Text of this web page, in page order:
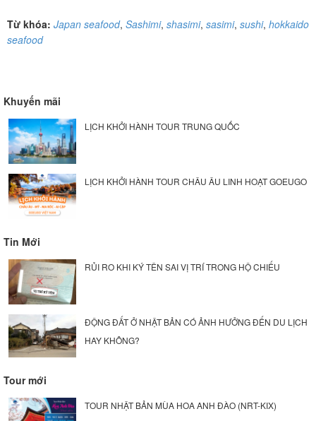
Từ khóa: Japan seafood, Sashimi, shasimi, sasimi, sushi, hokkaido
seafood
Khuyến mãi
LỊCH KHỞI HÀNH TOUR TRUNG QUỐC
LỊCH KHỞI HÀNH TOUR CHÂU ÂU LINH HOẠT GOEUGO
Tin Mới
RỦI RO KHI KÝ TÊN SAI VỊ TRÍ TRONG HỘ CHIẾU
ĐỘNG ĐẤT Ở NHẬT BẢN CÓ ẢNH HƯỞNG ĐẾN DU LỊCH
HAY KHÔNG?
Tour mới
TOUR NHẬT BẢN MÙA HOA ANH ĐÀO (NRT-KIX)